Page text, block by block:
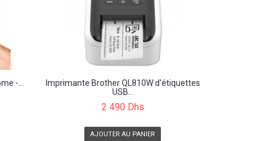
-...
Imprimante Brother QL810W d'étiquettes
USB...
2 490 Dhs
AJOUTER AU PANIER